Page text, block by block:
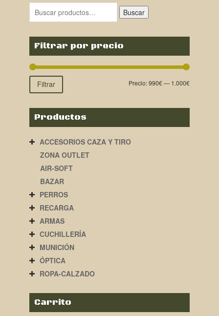
Buscar
Filtrar por precio
Filtrar Precio:990€—1.000€
Productos
ACCESORIOS CAZA Y TIRO
ZONA OUTLET
AIR-SOFT
BAZAR
PERROS
RECARGA
ARMAS
CUCHILLERÍA
MUNICIÓN
ÓPTICA
ROPA-CALZADO
Carrito